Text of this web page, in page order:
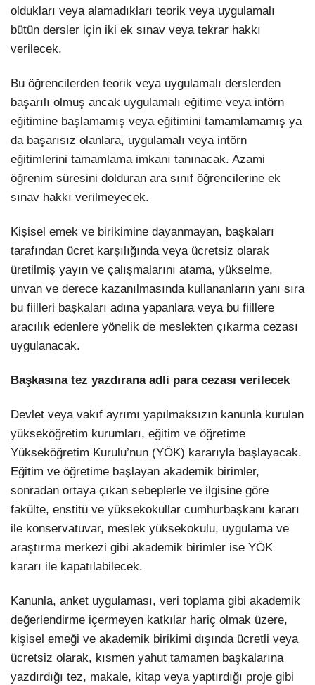
oldukları veya alamadıkları teorik veya uygulamalı
bütün dersler için iki ek sınav veya tekrar hakkı
verilecek.
Bu öğrencilerden teorik veya uygulamalı derslerden
başarılı olmuş ancak uygulamalı eğitime veya intörn
eğitimine başlamamış veya eğitimini tamamlamamış ya
da başarısız olanlara, uygulamalı veya intörn
eğitimlerini tamamlama imkanı tanınacak. Azami
öğrenim süresini dolduran ara sınıf öğrencilerine ek
sınav hakkı verilmeyecek.
Kişisel emek ve birikimine dayanmayan, başkaları
tarafından ücret karşılığında veya ücretsiz olarak
üretilmiş yayın ve çalışmalarını atama, yükselme,
unvan ve derece kazanılmasında kullananların yanı sıra
bu fiilleri başkaları adına yapanlara veya bu fiillere
aracılık edenlere yönelik de meslekten çıkarma cezası
uygulanacak.
Başkasına tez yazdırana adli para cezası verilecek
Devlet veya vakıf ayrımı yapılmaksızın kanunla kurulan
yükseköğretim kurumları, eğitim ve öğretime
Yükseköğretim Kurulu’nun (YÖK) kararıyla başlayacak.
Eğitim ve öğretime başlayan akademik birimler,
sonradan ortaya çıkan sebeplerle ve ilgisine göre
fakülte, enstitü ve yüksekokullar cumhurbaşkanı kararı
ile konservatuvar, meslek yüksekokulu, uygulama ve
araştırma merkezi gibi akademik birimler ise YÖK
kararı ile kapatılabilecek.
Kanunla, anket uygulaması, veri toplama gibi akademik
değerlendirme içermeyen katkılar hariç olmak üzere,
kişisel emeği ve akademik birikimi dışında ücretli veya
ücretsiz olarak, kısmen yahut tamamen başkalarına
yazdırdığı tez, makale, kitap veya yaptırdığı proje gibi